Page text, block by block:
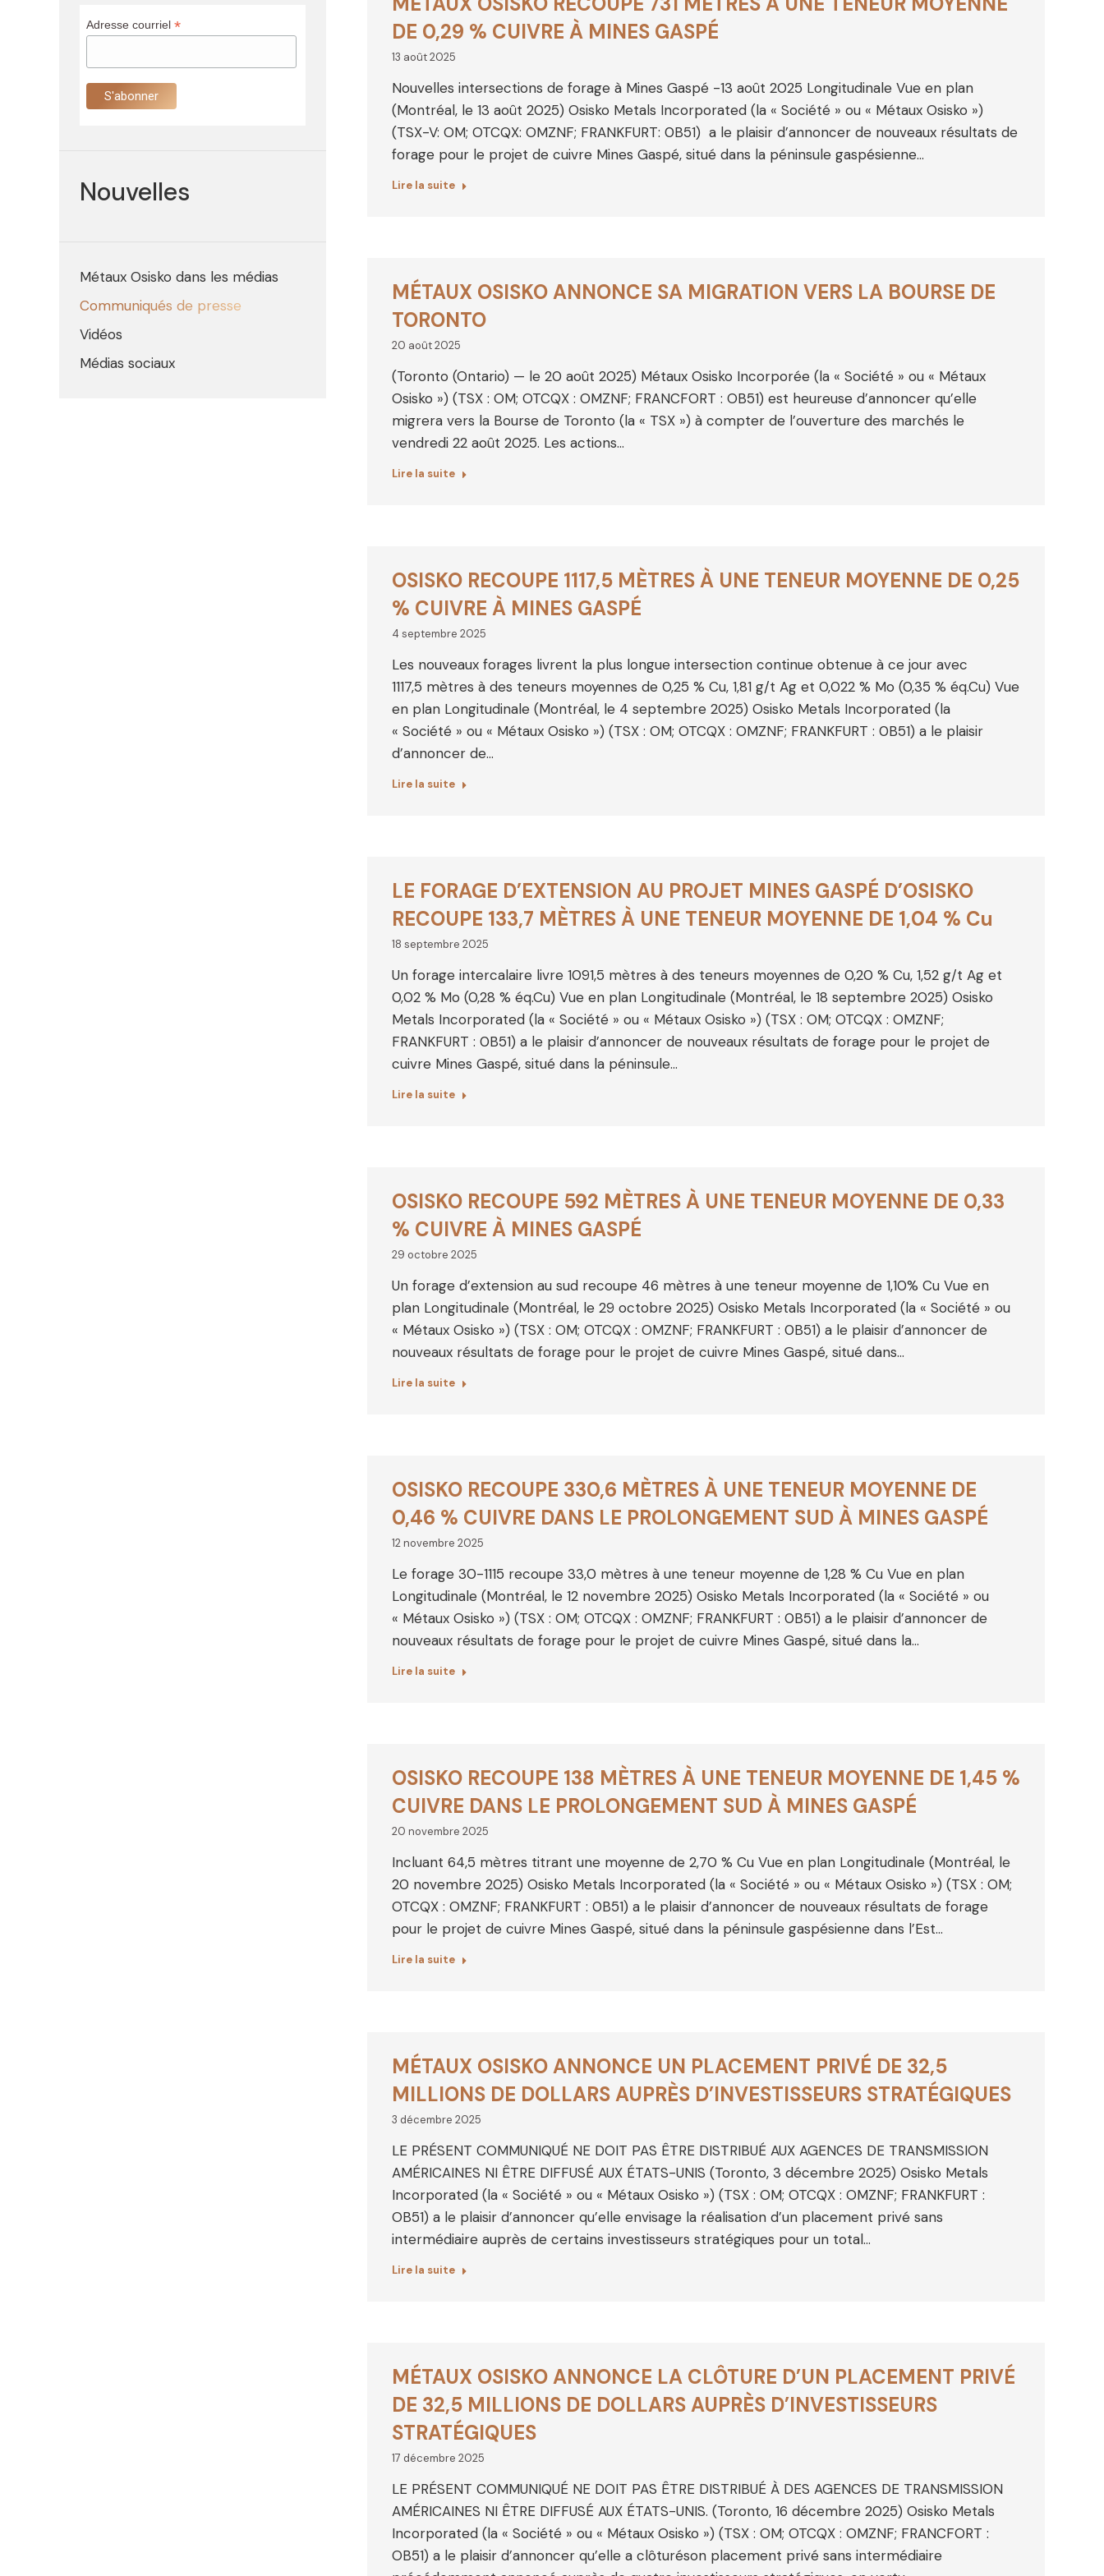
DE 0,29 % CUIVRE À MINES GASPÉ
13 août 2025
Nouvelles intersections de forage à Mines Gaspé -13 août 2025 Longitudinale Vue en plan
(Montréal, le 13 août 2025) Osisko Metals Incorporated (la « Société » ou « Métaux Osisko »)
(TSX-V: OM; OTCQX: OMZNF; FRANKFURT: 0B51) a le plaisir d’annoncer de nouveaux résultats de
forage pour le projet de cuivre Mines Gaspé, situé dans la péninsule gaspésienne…
Lire la suite
MÉTAUX OSISKO ANNONCE SA MIGRATION VERS LA BOURSE DE
TORONTO
20 août 2025
(Toronto (Ontario) — le 20 août 2025) Métaux Osisko Incorporée (la « Société » ou « Métaux
Osisko ») (TSX : OM; OTCQX : OMZNF; FRANCFORT : OB51) est heureuse d’annoncer qu’elle
migrera vers la Bourse de Toronto (la « TSX ») à compter de l’ouverture des marchés le
vendredi 22 août 2025. Les actions…
Lire la suite
OSISKO RECOUPE 1117,5 MÈTRES À UNE TENEUR MOYENNE DE 0,25
% CUIVRE À MINES GASPÉ
4 septembre 2025
Les nouveaux forages livrent la plus longue intersection continue obtenue à ce jour avec
1117,5 mètres à des teneurs moyennes de 0,25 % Cu, 1,81 g/t Ag et 0,022 % Mo (0,35 % éq.Cu) Vue
en plan Longitudinale (Montréal, le 4 septembre 2025) Osisko Metals Incorporated (la
« Société » ou « Métaux Osisko ») (TSX : OM; OTCQX : OMZNF; FRANKFURT : 0B51) a le plaisir
d’annoncer de…
Lire la suite
LE FORAGE D’EXTENSION AU PROJET MINES GASPÉ D’OSISKO
RECOUPE 133,7 MÈTRES À UNE TENEUR MOYENNE DE 1,04 % Cu
18 septembre 2025
Un forage intercalaire livre 1091,5 mètres à des teneurs moyennes de 0,20 % Cu, 1,52 g/t Ag et
0,02 % Mo (0,28 % éq.Cu) Vue en plan Longitudinale (Montréal, le 18 septembre 2025) Osisko
Metals Incorporated (la « Société » ou « Métaux Osisko ») (TSX : OM; OTCQX : OMZNF;
FRANKFURT : 0B51) a le plaisir d’annoncer de nouveaux résultats de forage pour le projet de
cuivre Mines Gaspé, situé dans la péninsule…
Lire la suite
OSISKO RECOUPE 592 MÈTRES À UNE TENEUR MOYENNE DE 0,33
% CUIVRE À MINES GASPÉ
29 octobre 2025
Un forage d’extension au sud recoupe 46 mètres à une teneur moyenne de 1,10% Cu Vue en
plan Longitudinale (Montréal, le 29 octobre 2025) Osisko Metals Incorporated (la « Société » ou
« Métaux Osisko ») (TSX : OM; OTCQX : OMZNF; FRANKFURT : 0B51) a le plaisir d’annoncer de
nouveaux résultats de forage pour le projet de cuivre Mines Gaspé, situé dans…
Lire la suite
OSISKO RECOUPE 330,6 MÈTRES À UNE TENEUR MOYENNE DE
0,46 % CUIVRE DANS LE PROLONGEMENT SUD À MINES GASPÉ
12 novembre 2025
Le forage 30-1115 recoupe 33,0 mètres à une teneur moyenne de 1,28 % Cu Vue en plan
Longitudinale (Montréal, le 12 novembre 2025) Osisko Metals Incorporated (la « Société » ou
« Métaux Osisko ») (TSX : OM; OTCQX : OMZNF; FRANKFURT : 0B51) a le plaisir d’annoncer de
nouveaux résultats de forage pour le projet de cuivre Mines Gaspé, situé dans la…
Lire la suite
OSISKO RECOUPE 138 MÈTRES À UNE TENEUR MOYENNE DE 1,45 %
CUIVRE DANS LE PROLONGEMENT SUD À MINES GASPÉ
20 novembre 2025
Incluant 64,5 mètres titrant une moyenne de 2,70 % Cu Vue en plan Longitudinale (Montréal, le
20 novembre 2025) Osisko Metals Incorporated (la « Société » ou « Métaux Osisko ») (TSX : OM;
OTCQX : OMZNF; FRANKFURT : 0B51) a le plaisir d’annoncer de nouveaux résultats de forage
pour le projet de cuivre Mines Gaspé, situé dans la péninsule gaspésienne dans l’Est…
Lire la suite
MÉTAUX OSISKO ANNONCE UN PLACEMENT PRIVÉ DE 32,5
MILLIONS DE DOLLARS AUPRÈS D’INVESTISSEURS STRATÉGIQUES
3 décembre 2025
LE PRÉSENT COMMUNIQUÉ NE DOIT PAS ÊTRE DISTRIBUÉ AUX AGENCES DE TRANSMISSION
AMÉRICAINES NI ÊTRE DIFFUSÉ AUX ÉTATS-UNIS (Toronto, 3 décembre 2025) Osisko Metals
Incorporated (la « Société » ou « Métaux Osisko ») (TSX : OM; OTCQX : OMZNF; FRANKFURT :
OB51) a le plaisir d’annoncer qu’elle envisage la réalisation d’un placement privé sans
intermédiaire auprès de certains investisseurs stratégiques pour un total…
Lire la suite
MÉTAUX OSISKO ANNONCE LA CLÔTURE D’UN PLACEMENT PRIVÉ
DE 32,5 MILLIONS DE DOLLARS AUPRÈS D’INVESTISSEURS
STRATÉGIQUES
17 décembre 2025
LE PRÉSENT COMMUNIQUÉ NE DOIT PAS ÊTRE DISTRIBUÉ À DES AGENCES DE TRANSMISSION
AMÉRICAINES NI ÊTRE DIFFUSÉ AUX ÉTATS-UNIS. (Toronto, 16 décembre 2025) Osisko Metals
Incorporated (la « Société » ou « Métaux Osisko ») (TSX : OM; OTCQX : OMZNF; FRANCFORT :
OB51) a le plaisir d’annoncer qu’elle a clôturéson placement privé sans intermédiaire
Adresse courriel*
Nouvelles
Métaux Osisko dans les médias
Communiqués de presse
Vidéos
Médias sociaux